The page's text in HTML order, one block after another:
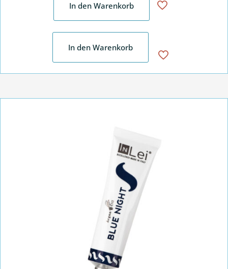
In den Warenkorb
In den Warenkorb